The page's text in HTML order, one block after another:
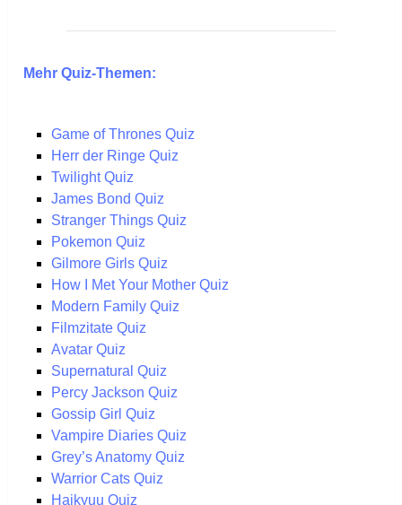
Mehr Quiz-Themen:
Game of Thrones Quiz
Herr der Ringe Quiz
Twilight Quiz
James Bond Quiz
Stranger Things Quiz
Pokemon Quiz
Gilmore Girls Quiz
How I Met Your Mother Quiz
Modern Family Quiz
Filmzitate Quiz
Avatar Quiz
Supernatural Quiz
Percy Jackson Quiz
Gossip Girl Quiz
Vampire Diaries Quiz
Grey’s Anatomy Quiz
Warrior Cats Quiz
Haikyuu Quiz